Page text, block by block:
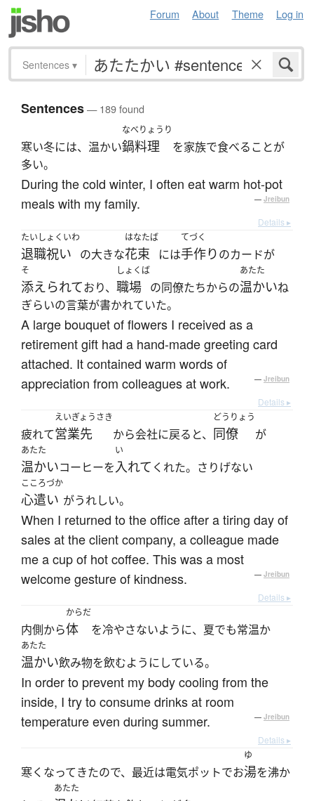
Forum About Theme Log in
Sentences ▾
Sentences— 189 found
寒い冬には、温かい
なべりょうり
鍋料理
を家族で食べることが
多い。
During the cold winter, I often eat warm hot-pot
meals with my family.
— Jreibun
Details ▸
たいしょくいわ
退職祝い の大きな
はなたば
花束 には
てづく
手作りのカードが
そ
添えられており、
しょくば
職場 の同僚たちからの
あたた
温かいね
ぎらいの言葉が書かれていた。
A large bouquet of flowers I received as a
retirement gift had a hand-made greeting card
attached. It contained warm words of
appreciation from colleagues at work.
— Jreibun
Details ▸
疲れて
えいぎょうさき
営業先 から会社に戻ると、
どうりょう
同僚 が
あたた
温かいコーヒーを
い
入れて くれた。さりげない
こころづか
心遣い がうれしい。
When I returned to the office after a tiring day of
sales at the client company, a colleague made
me a cup of hot coffee. This was a most
welcome gesture of kindness.
— Jreibun
Details ▸
内側から
からだ
体 を冷やさないように、夏でも常温か
あたた
温かい飲み物を飲むようにしている。
In order to prevent my body cooling from the
inside, I try to consume drinks at room
temperature even during summer.
— Jreibun
Details ▸
寒くなってきたので、最近は電気ポットでお
ゆ
湯を沸か
あたた